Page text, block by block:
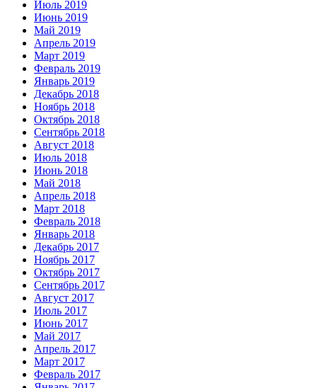
Июль 2019
Июнь 2019
Май 2019
Апрель 2019
Март 2019
Февраль 2019
Январь 2019
Декабрь 2018
Ноябрь 2018
Октябрь 2018
Сентябрь 2018
Август 2018
Июль 2018
Июнь 2018
Май 2018
Апрель 2018
Март 2018
Февраль 2018
Январь 2018
Декабрь 2017
Ноябрь 2017
Октябрь 2017
Сентябрь 2017
Август 2017
Июль 2017
Июнь 2017
Май 2017
Апрель 2017
Март 2017
Февраль 2017